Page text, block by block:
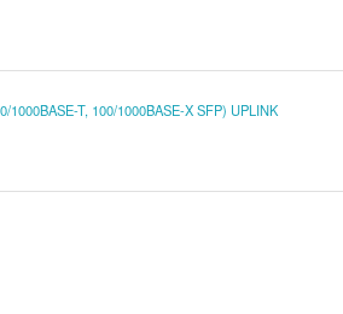
T, 100/1000BASE-X SFP) UPLINK